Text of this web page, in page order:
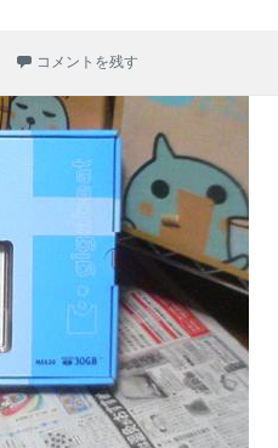
GC/Wii SD Media Launcher届いた
コメントを残す